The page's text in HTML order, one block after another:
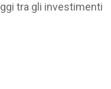
tra gli investimenti